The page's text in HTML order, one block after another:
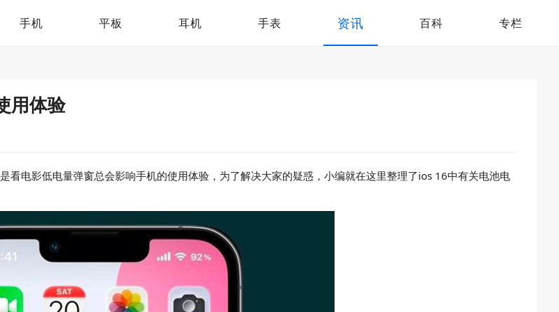
手机 平板 耳机 手表 资讯 百科 专栏
用体验
看电影低电量弹窗总会影响手机的使用体验，为了解决大家的疑惑，小编就在这里整理了ios 16中有关电池电